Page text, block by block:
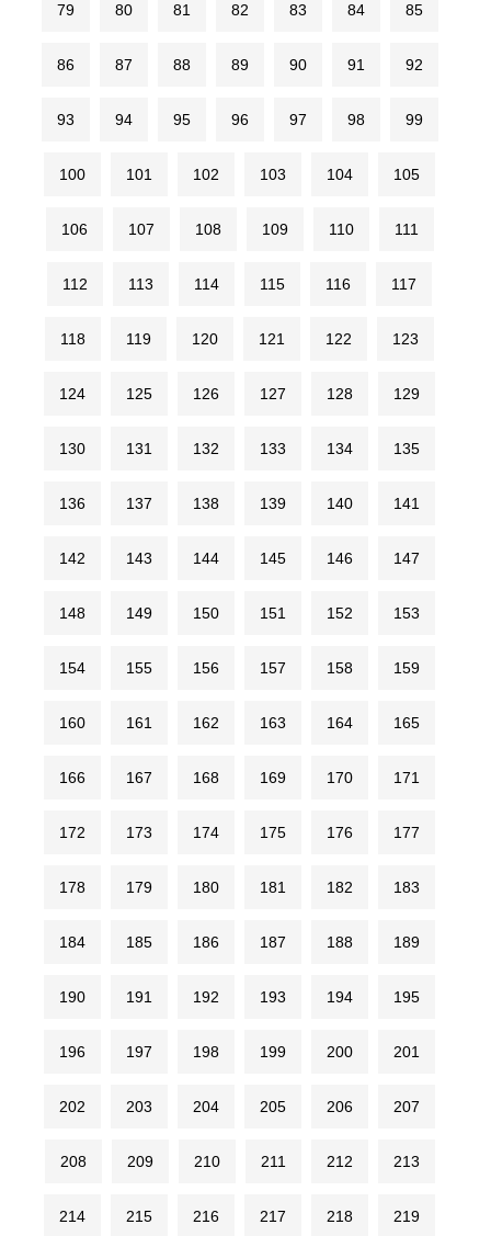
79 80 81 82 83 84 85
86 87 88 89 90 91 92
93 94 95 96 97 98 99
100 101 102 103 104 105
106 107 108 109 110 111
112 113 114 115 116 117
118 119 120 121 122 123
124 125 126 127 128 129
130 131 132 133 134 135
136 137 138 139 140 141
142 143 144 145 146 147
148 149 150 151 152 153
154 155 156 157 158 159
160 161 162 163 164 165
166 167 168 169 170 171
172 173 174 175 176 177
178 179 180 181 182 183
184 185 186 187 188 189
190 191 192 193 194 195
196 197 198 199 200 201
202 203 204 205 206 207
208 209 210 211 212 213
214 215 216 217 218 219